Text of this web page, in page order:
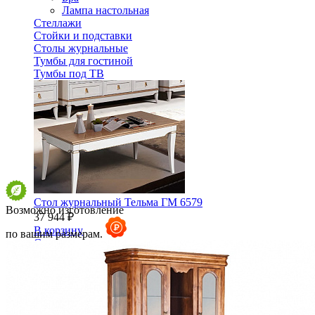
Лампа настольная
Стеллажи
Стойки и подставки
Столы журнальные
Тумбы для гостиной
Тумбы под ТВ
Стол журнальный Тельма ГМ 6579
37 944 ₽
В корзину
Спальня
Деревянные кровати с подъемным механизмом
Кровати односпальные с подъемным механизмом
Кровати двуспальные с подъемным механизмом
Кровати полутороспальные с подъемным
Возможно изготовление
по вашим размерам.